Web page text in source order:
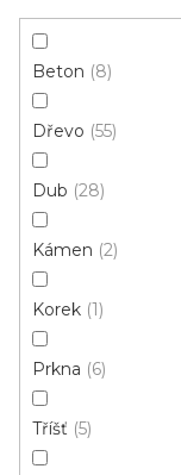
Beton 8
Dřevo 55
Dub 28
Kámen 2
Korek 1
Prkna 6
Tříšť 5
215 Kč
255 Kč
4 m